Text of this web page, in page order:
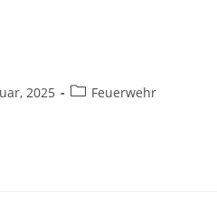
2025
Beitrags-
Feuerwehr